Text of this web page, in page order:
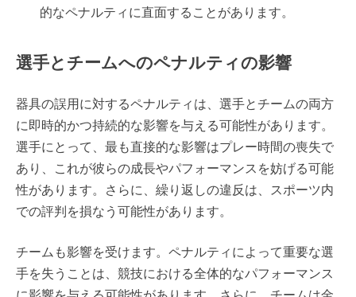
的なペナルティに直面することがあります。
選手とチームへのペナルティの影響
器具の誤用に対するペナルティは、選手とチームの両方
に即時的かつ持続的な影響を与える可能性があります。
選手にとって、最も直接的な影響はプレー時間の喪失で
あり、これが彼らの成長やパフォーマンスを妨げる可能
性があります。さらに、繰り返しの違反は、スポーツ内
での評判を損なう可能性があります。
チームも影響を受けます。ペナルティによって重要な選
手を失うことは、競技における全体的なパフォーマンス